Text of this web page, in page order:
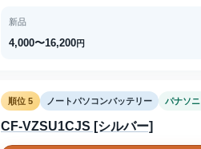
新品
4,000〜16,200円
順位 5 ノートパソコンバッテリー パナソ
CF-VZSU1CJS [シルバー]